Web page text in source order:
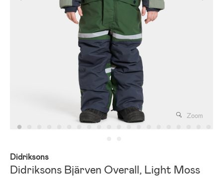
Zoom
Didriksons
Didriksons Bjärven Overall, Light Moss